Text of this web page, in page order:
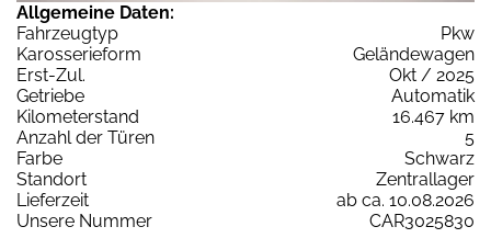
Allgemeine Daten:
Fahrzeugtyp
Pkw
Karosserieform
Geländewagen
Erst-Zul.
Okt / 2025
Getriebe
Automatik
Kilometerstand
16.467 km
Anzahl der Türen
5
Farbe
Schwarz
Standort
Zentrallager
Lieferzeit
ab ca. 10.08.2026
Unsere Nummer
CAR3025830